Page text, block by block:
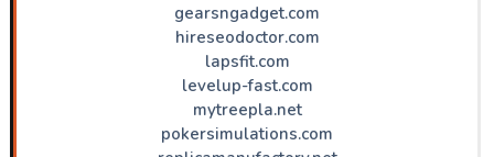
gearsngadget.com
hireseodoctor.com
lapsfit.com
levelup-fast.com
mytreepla.net
pokersimulations.com